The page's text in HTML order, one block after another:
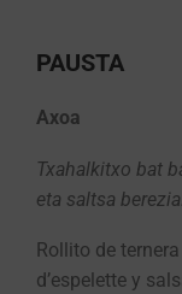
PAUSTA
Axoa
Txahalkitxo bat
eta saltsa berezia.
Rollito de
d’espelette y